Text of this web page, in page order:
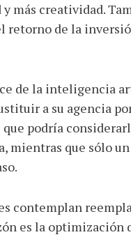
más creatividad.
retorno de la
de la inteligencia
a su agencia
que podría
mientras que sólo
contemplan
es la optimización